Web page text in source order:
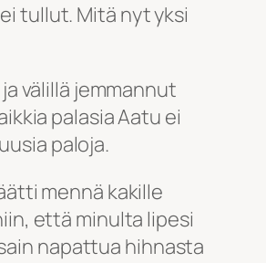
tullut. Mitä nyt yksi
välillä jemmannut
palasia Aatu ei
paloja.
mennä kakille
että minulta lipesi
napattua hihnasta